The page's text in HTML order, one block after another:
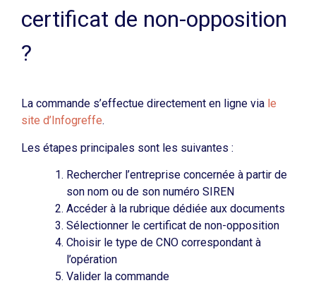
certificat de non-opposition
?
La commande s’effectue directement en ligne via le
site d’Infogreffe.
Les étapes principales sont les suivantes :
Rechercher l’entreprise concernée à partir de
son nom ou de son numéro SIREN
Accéder à la rubrique dédiée aux documents
Sélectionner le certificat de non-opposition
Choisir le type de CNO correspondant à
l’opération
Valider la commande